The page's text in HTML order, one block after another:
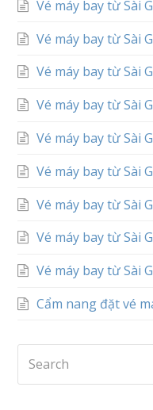
Vé máy bay từ Sài
Vé máy bay từ Sài
Vé máy bay từ Sài
Vé máy bay từ Sài
Vé máy bay từ Sài
Vé máy bay từ Sài
Vé máy bay từ Sài
Vé máy bay từ Sài
Vé máy bay từ Sài
Cẩm nang đặt vé